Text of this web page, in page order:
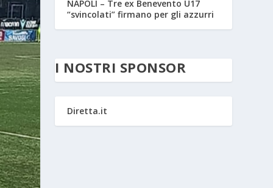
NAPOLI – Tre ex Benevento U17
“svincolati” firmano per gli azzurri
I NOSTRI SPONSOR
Diretta.it